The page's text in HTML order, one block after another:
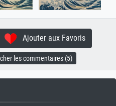
Ajouter aux Favoris
les commentaires (5)